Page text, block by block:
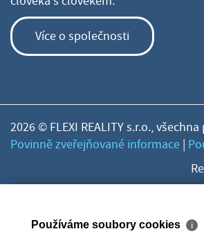
Více o společnosti
2026 © FLEXI REALITY s.r.o.,
Povinně zveřejňované informace |
Používáme soubory cookies ℹ